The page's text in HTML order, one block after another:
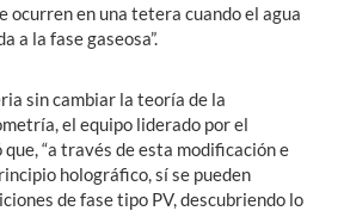
ocurren en una tetera cuando el agua
a la fase gaseosa”.
sin cambiar la teoría de la
el equipo liderado por el
“a través de esta modificación e
holográfico, sí se pueden
de fase tipo PV, descubriendo lo